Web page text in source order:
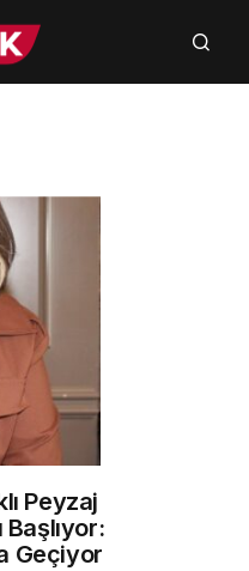
Peyzaj
Başlıyor:
Geçiyor